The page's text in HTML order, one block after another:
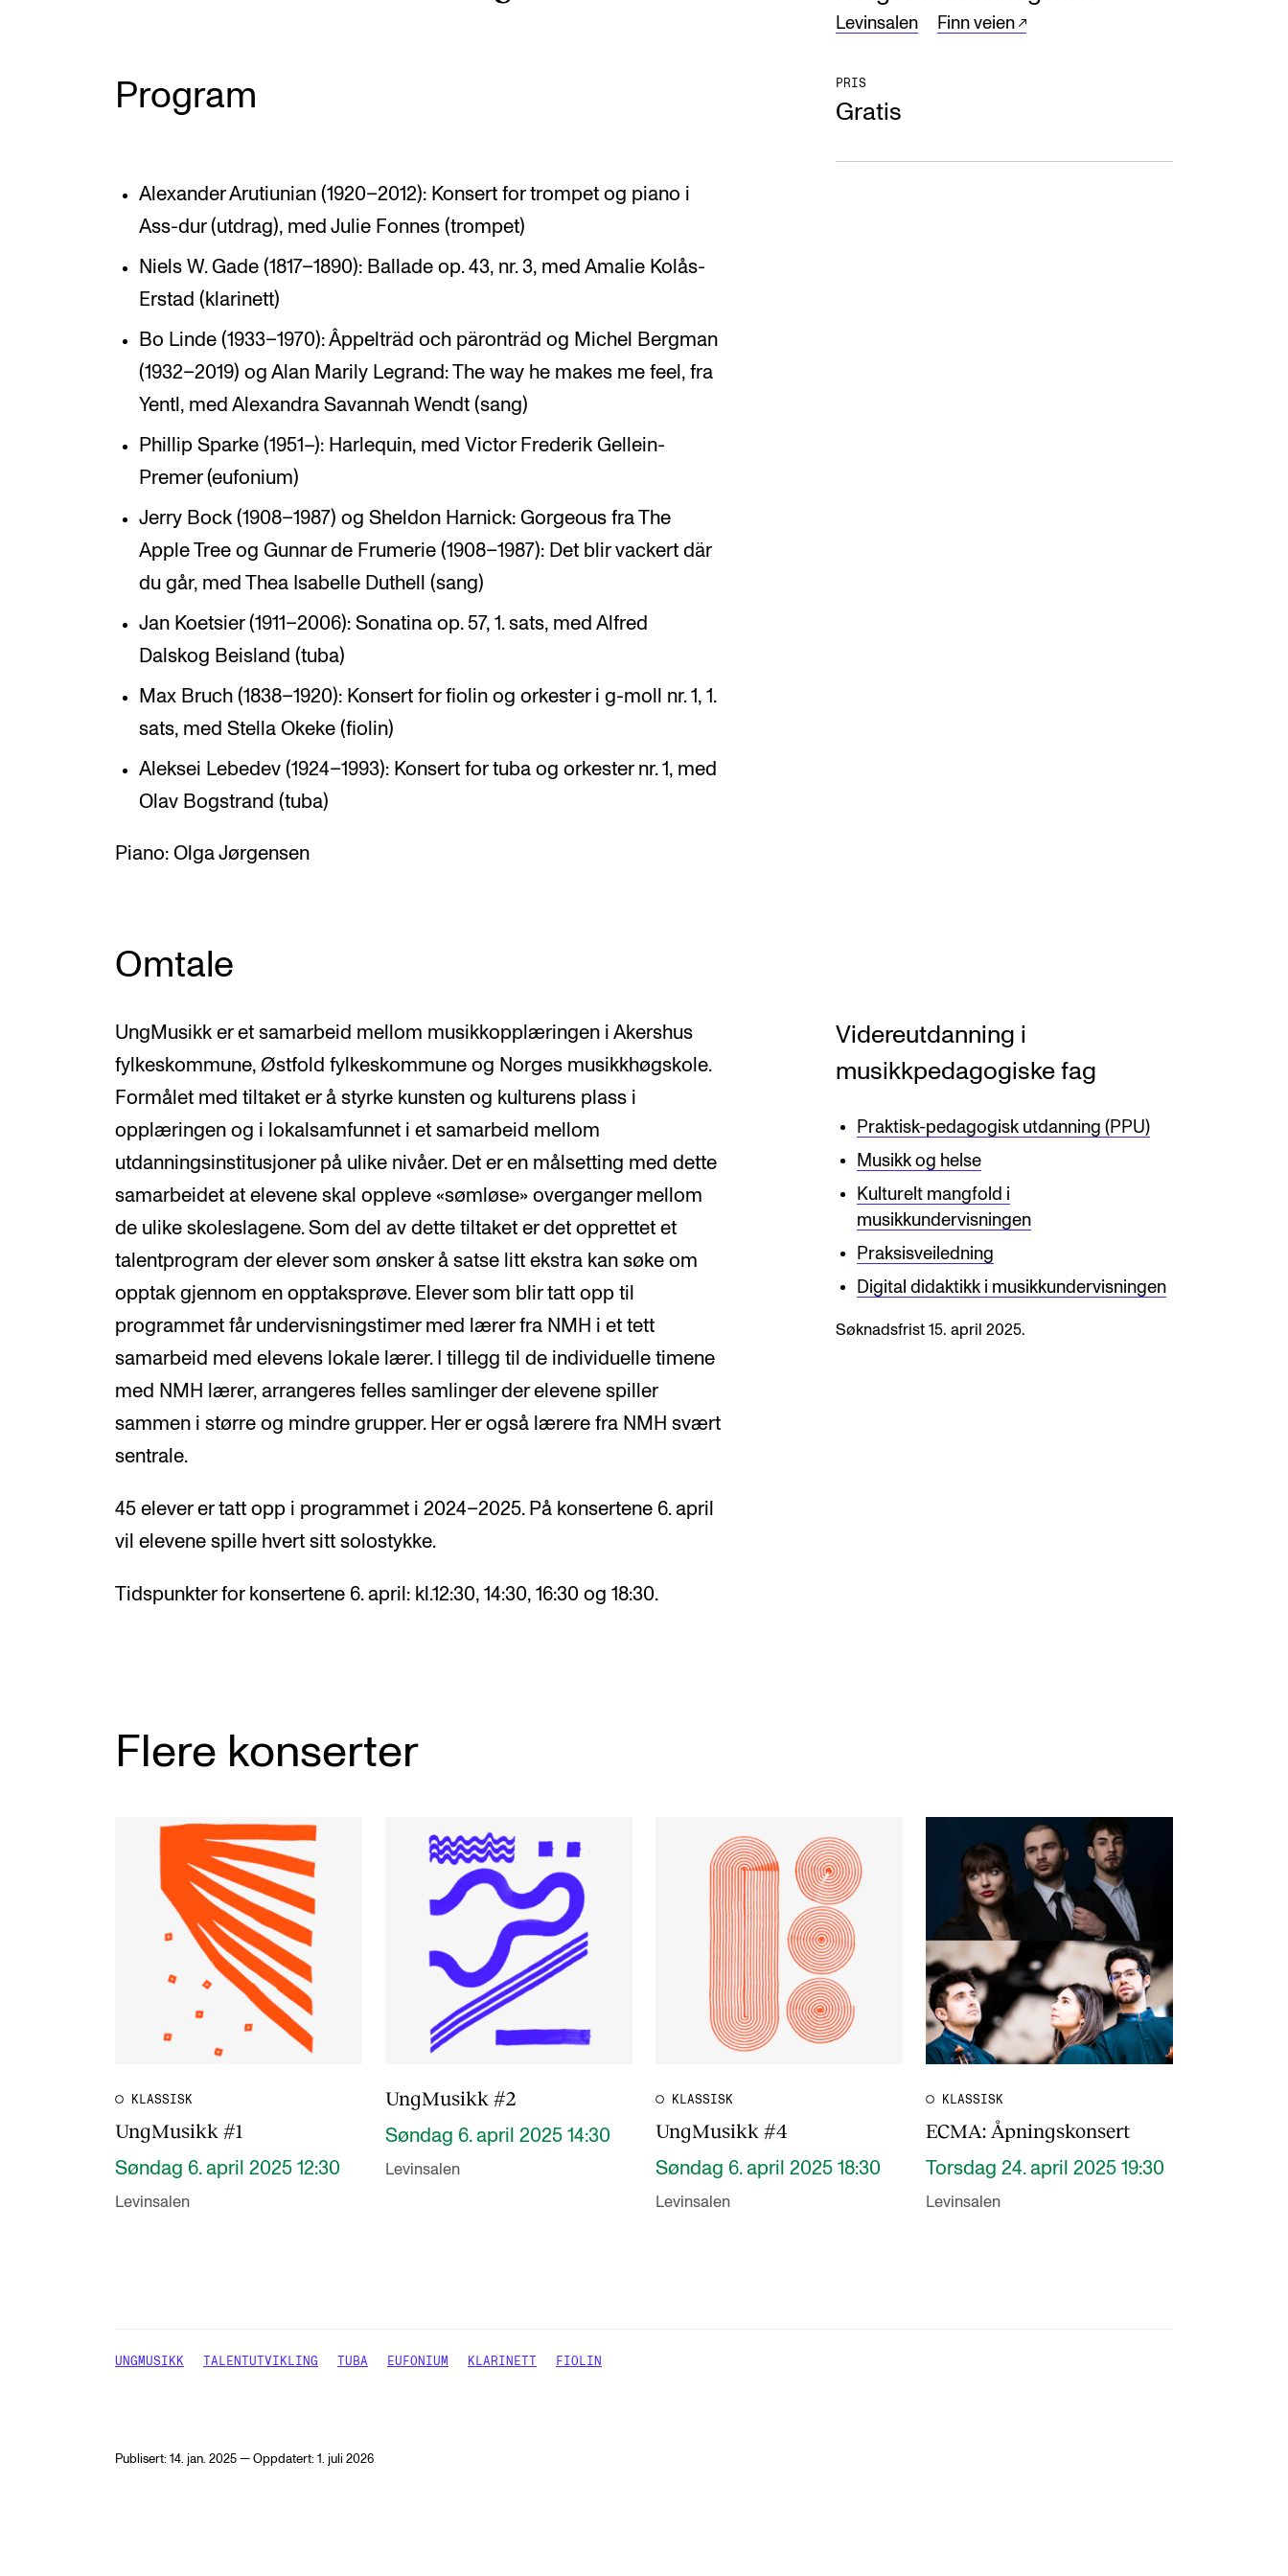
Levinsalen Finn veien
PRIS
Gratis
Program
Alexander Arutiunian (1920–2012): Konsert for trompet og piano i
Ass-dur (utdrag), med Julie Fonnes (trompet)
Niels W. Gade (1817–1890): Ballade op. 43, nr. 3, med Amalie Kolås-
Erstad (klarinett)
Bo Linde (1933–1970): Âppelträd och päronträd og Michel Bergman
(1932–2019) og Alan Marily Legrand: The way he makes me feel, fra
Yentl, med Alexandra Savannah Wendt (sang)
Phillip Sparke (1951–): Harlequin, med Victor Frederik Gellein-
Premer (eufonium)
Jerry Bock (1908–1987) og Sheldon Harnick: Gorgeous fra The
Apple Tree og Gunnar de Frumerie (1908–1987): Det blir vackert där
du går, med Thea Isabelle Duthell (sang)
Jan Koetsier (1911–2006): Sonatina op. 57, 1. sats, med Alfred
Dalskog Beisland (tuba)
Max Bruch (1838–1920): Konsert for fiolin og orkester i g-moll nr. 1, 1.
sats, med Stella Okeke (fiolin)
Aleksei Lebedev (1924–1993): Konsert for tuba og orkester nr. 1, med
Olav Bogstrand (tuba)
Piano: Olga Jørgensen
Omtale
UngMusikk er et samarbeid mellom musikkopplæringen i Akershus
fylkeskommune, Østfold fylkeskommune og Norges musikkhøgskole.
Formålet med tiltaket er å styrke kunsten og kulturens plass i
opplæringen og i lokalsamfunnet i et samarbeid mellom
utdanningsinstitusjoner på ulike nivåer. Det er en målsetting med dette
samarbeidet at elevene skal oppleve «sømløse» overganger mellom
de ulike skoleslagene. Som del av dette tiltaket er det opprettet et
talentprogram der elever som ønsker å satse litt ekstra kan søke om
opptak gjennom en opptaksprøve. Elever som blir tatt opp til
programmet får undervisningstimer med lærer fra NMH i et tett
samarbeid med elevens lokale lærer. I tillegg til de individuelle timene
med NMH lærer, arrangeres felles samlinger der elevene spiller
sammen i større og mindre grupper. Her er også lærere fra NMH svært
sentrale.
45 elever er tatt opp i programmet i 2024–2025. På konsertene 6. april
vil elevene spille hvert sitt solostykke.
Tidspunkter for konsertene 6. april: kl.12:30, 14:30, 16:30 og 18:30.
Videreutdanning i
musikkpedagogiske fag
Praktisk-pedagogisk utdanning (PPU)
Musikk og helse
Kulturelt mangfold i
musikkundervisningen
Praksisveiledning
Digital didaktikk i musikkundervisningen
Søknadsfrist 15. april 2025.
Flere konserter
KLASSISK
UngMusikk #1
Søndag 6. april 2025 12:30
Levinsalen
UngMusikk #2
Søndag 6. april 2025 14:30
Levinsalen
KLASSISK
UngMusikk #4
Søndag 6. april 2025 18:30
Levinsalen
KLASSISK
ECMA: Åpningskonsert
Torsdag 24. april 2025 19:30
Levinsalen
UNGMUSIKK TALENTUTVIKLING TUBA EUFONIUM KLARINETT FIOLIN
Publisert: 14. jan. 2025 — Oppdatert: 1. juli 2026